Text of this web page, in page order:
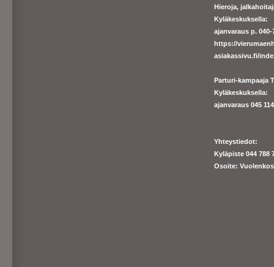
Hieroja,
Kyläkeskuksella:
ajanvaraus p.
https://
asiakassivu.fi/
Parturi-kampaaja
Kyläkeskuksella:
ajanvaraus 045
Yhteystiedot:
Kyläpiste 044 788
Osoite: